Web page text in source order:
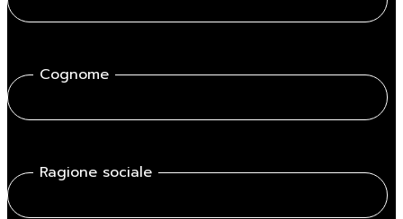
Cognome
Ragione sociale